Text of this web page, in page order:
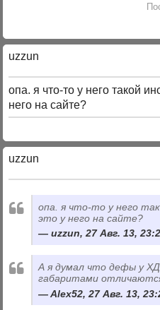
uzzun
опа. я что-то у него такой
него на сайте?
uzzun
опа. я что-то у него
это у него на сайте?
uzzun, 27 Авг. 13,
А я думал что дефы у
габаритами
Alex52, 27 Авг. 13,